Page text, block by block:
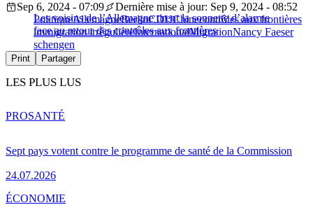
Les voisins de l’Allemagne tirent la sonnette d’alarme
face au retour des contrôles aux frontières
Sep 6, 2024 - 07:09
Dernière mise à jour: Sep 9, 2024 - 08:52
PolitiqueAllemagneBerlinCDUChinecontrôles aux frontières
immigration irrégulièreInternationalMigrationNancy Faeser
schengen
Print Partager
LES PLUS LUS
Sept pays votent contre le programme de santé de la Commission
24.07.2026
PROSANTÉ
ÉCONOMIE